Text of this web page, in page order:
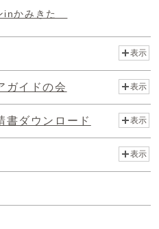
inかみきた
表示
ガイドの会 表示
書ダウンロード 表示
表示